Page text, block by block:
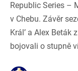
Republic Series –
v Chebu. Závěr
Král’ a Alex Beták
bojovali o stupně